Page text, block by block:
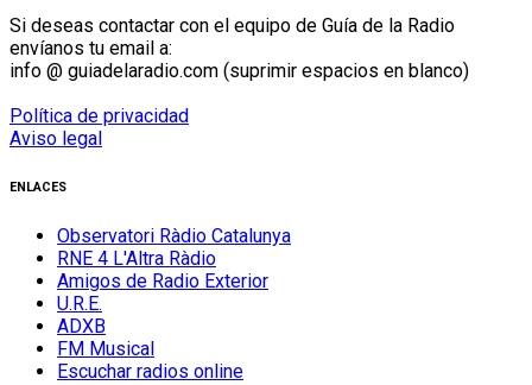
Si deseas contactar con el equipo de Guía de la Radio
envíanos tu email a:
info @ guiadelaradio.com (suprimir espacios en blanco)
Política de privacidad
Aviso legal
ENLACES
Observatori Ràdio Catalunya
RNE 4 L'Altra Ràdio
Amigos de Radio Exterior
U.R.E.
ADXB
FM Musical
Escuchar radios online